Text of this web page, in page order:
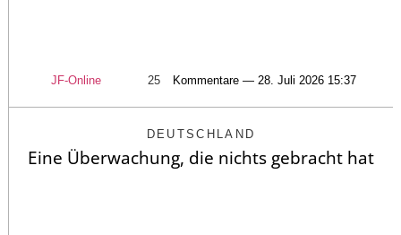
JF-Online 25 Kommentare — 28. Juli 2026 15:37
DEUTSCHLAND
Eine Überwachung, die nichts gebracht hat